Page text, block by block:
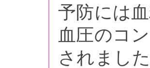
予防には
血圧のコ
されました